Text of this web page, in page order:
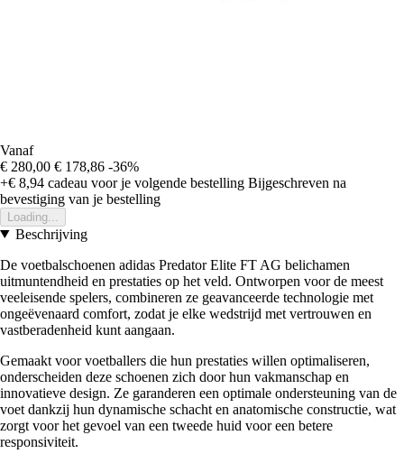
Vanaf
€ 280,00 € 178,86 -36%
+€ 8,94 cadeau voor je volgende bestelling Bijgeschreven na
bevestiging van je bestelling
Loading...
Beschrijving
De voetbalschoenen adidas Predator Elite FT AG belichamen
uitmuntendheid en prestaties op het veld. Ontworpen voor de meest
veeleisende spelers, combineren ze geavanceerde technologie met
ongeëvenaard comfort, zodat je elke wedstrijd met vertrouwen en
vastberadenheid kunt aangaan.
Gemaakt voor voetballers die hun prestaties willen optimaliseren,
onderscheiden deze schoenen zich door hun vakmanschap en
innovatieve design. Ze garanderen een optimale ondersteuning van de
voet dankzij hun dynamische schacht en anatomische constructie, wat
zorgt voor het gevoel van een tweede huid voor een betere
responsiviteit.